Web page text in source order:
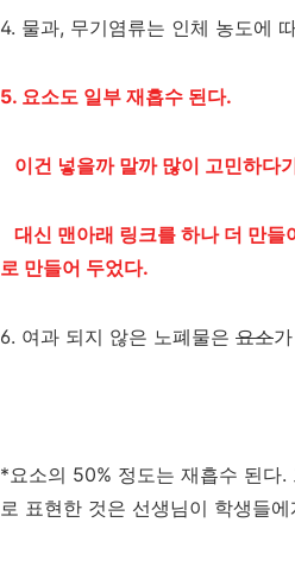
4. 물과, 무기염류는 인체 농도에
5. 요소도 일부 재흡수 된다.
이건 넣을까 말까 많이 고민하다
대신 맨아래 링크를 하나 더 만들
로 만들어 두었다.
6. 여과 되지 않은 노폐물은 요소
*요소의 50% 정도는 재흡수 된다
로 표현한 것은 선생님이 학생들